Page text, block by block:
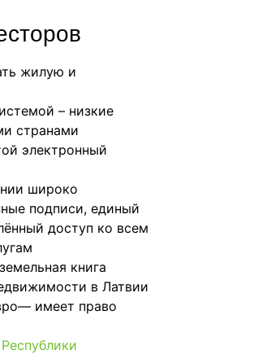
жилую и
– низкие
странами
электронный
широко
подписи, единый
доступ ко всем
книга
в Латвии
имеет право